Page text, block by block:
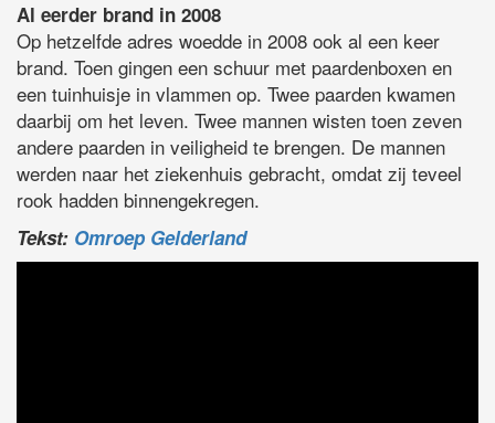
Al eerder brand in 2008
Op hetzelfde adres woedde in 2008 ook al een keer
brand. Toen gingen een schuur met paardenboxen en
een tuinhuisje in vlammen op. Twee paarden kwamen
daarbij om het leven. Twee mannen wisten toen zeven
andere paarden in veiligheid te brengen. De mannen
werden naar het ziekenhuis gebracht, omdat zij teveel
rook hadden binnengekregen.
Tekst: Omroep Gelderland